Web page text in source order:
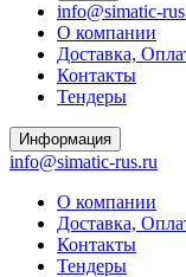
info@simatic-
О компании
Доставка,
Контакты
Тендеры
Информация
info@simatic-rus.ru
О компании
Доставка,
Контакты
Тендеры